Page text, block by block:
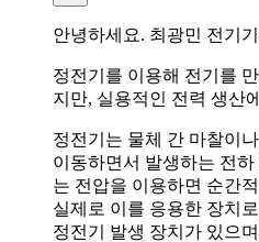
안녕하세요. 최광민 전기
정전기를 이용해 전기를
지만, 실용적인 전력 생산
정전기는 물체 간 마찰이
이동하면서 발생하는 전
는 전압을 이용하면 순간
실제로 이를 응용한 장치
정전기 발생 장치가 있으